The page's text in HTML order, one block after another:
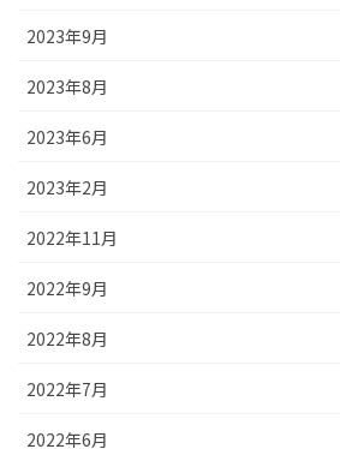
2023年9月
2023年8月
2023年6月
2023年2月
2022年11月
2022年9月
2022年8月
2022年7月
2022年6月